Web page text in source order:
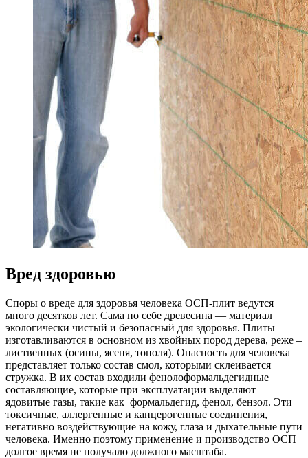
Вред здоровью
Споры о вреде для здоровья человека ОСП-плит ведутся
много десятков лет. Сама по себе древесина — материал
экологически чистый и безопасный для здоровья. Плиты
изготавливаются в основном из хвойных пород дерева, реже –
лиственных (осины, ясеня, тополя). Опасность для человека
представляет только состав смол, которыми склеивается
стружка. В их состав входили фенолоформальдегидные
составляющие, которые при эксплуатации выделяют
ядовитые газы, такие как формальдегид, фенол, бензол. Эти
токсичные, аллергенные и канцерогенные соединения,
негативно воздействующие на кожу, глаза и дыхательные пути
человека. Именно поэтому применение и производство ОСП
долгое время не получало должного масштаба.